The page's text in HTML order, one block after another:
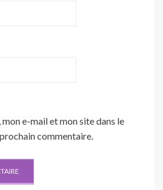
e-mail et mon site dans le
commentaire.